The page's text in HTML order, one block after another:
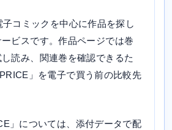
コミックを中心に作品を探し
ビスです。作品ページでは巻
読み、関連巻を確認できるた
」を電子で買う前の比較先
」については、添付データで配